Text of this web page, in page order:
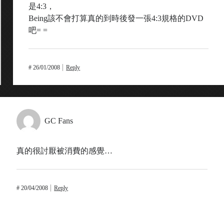
是4:3，
Being該不會打算真的到時後發一張4:3規格的DVD
吧= =
#26/01/2008 Reply
GC Fans
真的很討厭被消費的感覺…
#20/04/2008 Reply